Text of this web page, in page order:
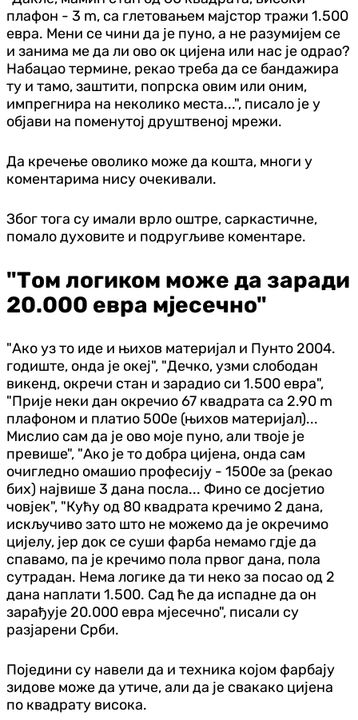
плафон - 3 m, са глетовањем мајстор тражи 1.500
евра. Мени се чини да је пуно, а не разумијем се
и занима ме да ли ово ок цијена или нас је одрао?
Набацао термине, рекао треба да се бандажира
ту и тамо, заштити, попрска овим или оним,
импрегнира на неколико места...", писало је у
објави на поменутој друштвеној мрежи.
Да кречење оволико може да кошта, многи у
коментарима нису очекивали.
Због тога су имали врло оштре, саркастичне,
помало духовите и подругљиве коментаре.
"Том логиком може да заради
20.000 евра мјесечно"
"Ако уз то иде и њихов материјал и Пунто 2004.
годиште, онда је океј", "Дечко, узми слободан
викенд, окречи стан и зарадио си 1.500 евра",
"Прије неки дан окречио 67 квадрата са 2.90 m
плафоном и платио 500е (њихов материјал)...
Мислио сам да је ово моје пуно, али твоје је
превише", "Ако је то добра цијена, онда сам
очигледно омашио професију - 1500е за (рекао
бих) највише 3 дана посла... Фино се досјетио
човјек", "Кућу од 80 квадрата кречимо 2 дана,
искључиво зато што не можемо да је окречимо
цијелу, јер док се суши фарба немамо гдје да
спавамо, па је кречимо пола првог дана, пола
сутрадан. Нема логике да ти неко за посао од 2
дана наплати 1.500. Сад ће да испадне да он
зарађује 20.000 евра мјесечно", писали су
разјарени Срби.
Поједини су навели да и техника којом фарбају
зидове може да утиче, али да је свакако цијена
по квадрату висока.